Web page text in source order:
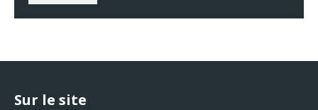
Sur le site